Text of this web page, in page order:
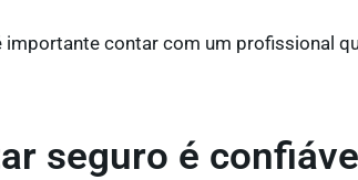
contar com um profissional
seguro é